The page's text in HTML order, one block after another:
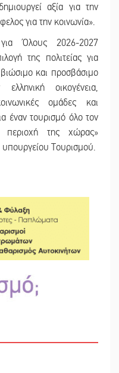
αξία για την
για την κοινωνία».
Όλους 2026-2027
της πολιτείας για
και προσβάσιμο
οικογένεια,
ομάδες και
έναν τουρισμό όλο τον
της χώρας»
υπουργείου Τουρισμού.